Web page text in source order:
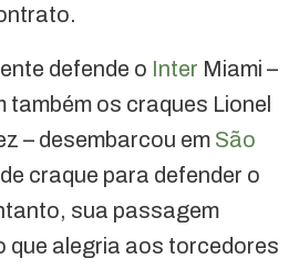
defende o Inter Miami –
também os craques Lionel
– desembarcou em São
craque para defender o
sua passagem
que alegria aos torcedores